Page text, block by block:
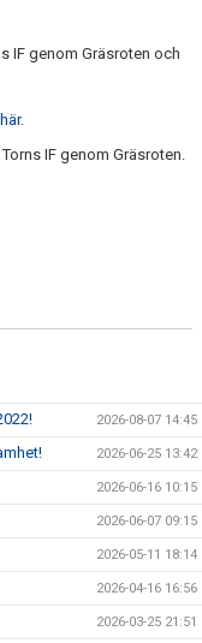
IF genom Gräsroten och
IF genom Gräsroten.
2026-08-07 14:45
2026-06-25 13:42
2026-06-16 10:15
2026-06-07 09:15
2026-05-11 18:14
2026-04-16 16:56
2026-03-25 21:51